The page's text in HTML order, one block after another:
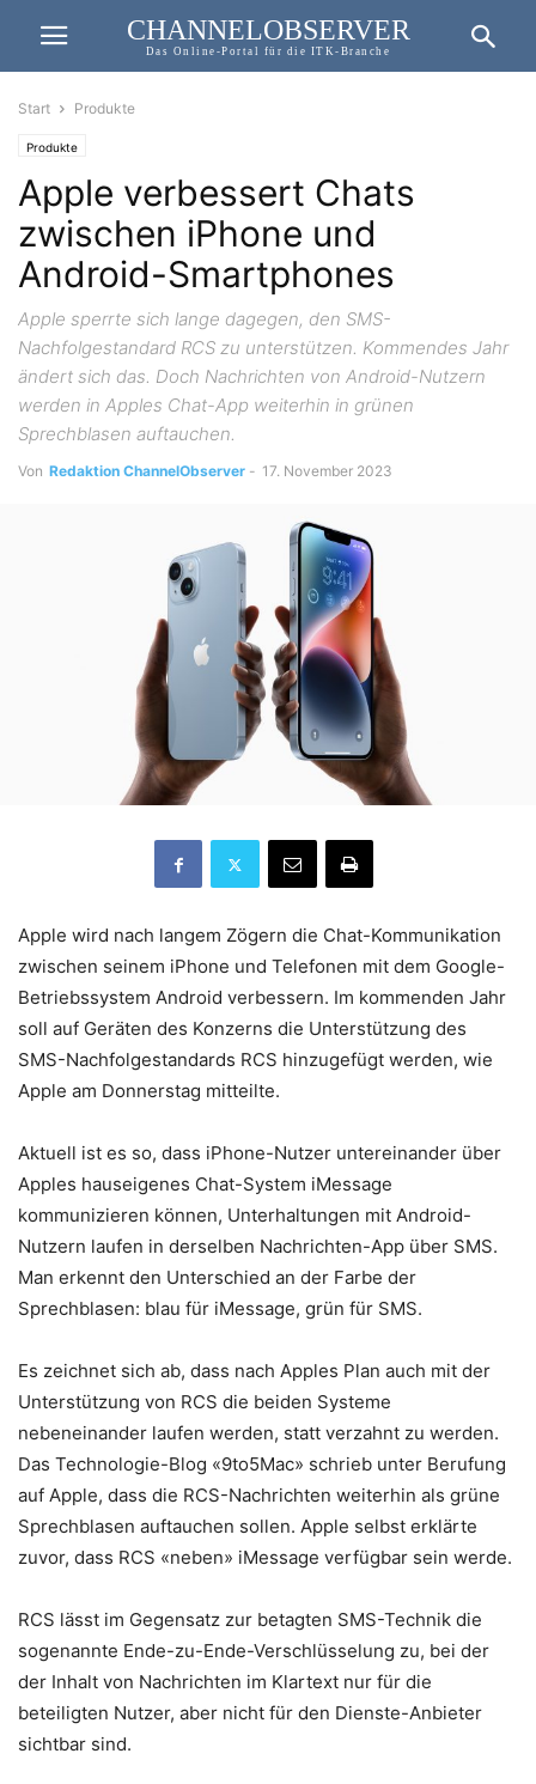
CHANNELOBSERVER
Das Online-Portal für die ITK-Branche
Start Produkte
Produkte
Apple verbessert Chats
zwischen iPhone und
Android-Smartphones
Apple sperrte sich lange dagegen, den SMS-
Nachfolgestandard RCS zu unterstützen. Kommendes Jahr
ändert sich das. Doch Nachrichten von Android-Nutzern
werden in Apples Chat-App weiterhin in grünen
Sprechblasen auftauchen.
Von Redaktion ChannelObserver - 17. November 2023
Apple wird nach langem Zögern die Chat-Kommunikation
zwischen seinem iPhone und Telefonen mit dem Google-
Betriebssystem Android verbessern. Im kommenden Jahr
soll auf Geräten des Konzerns die Unterstützung des
SMS-Nachfolgestandards RCS hinzugefügt werden, wie
Apple am Donnerstag mitteilte.
Aktuell ist es so, dass iPhone-Nutzer untereinander über
Apples hauseigenes Chat-System iMessage
kommunizieren können, Unterhaltungen mit Android-
Nutzern laufen in derselben Nachrichten-App über SMS.
Man erkennt den Unterschied an der Farbe der
Sprechblasen: blau für iMessage, grün für SMS.
Es zeichnet sich ab, dass nach Apples Plan auch mit der
Unterstützung von RCS die beiden Systeme
nebeneinander laufen werden, statt verzahnt zu werden.
Das Technologie-Blog «9to5Mac» schrieb unter Berufung
auf Apple, dass die RCS-Nachrichten weiterhin als grüne
Sprechblasen auftauchen sollen. Apple selbst erklärte
zuvor, dass RCS «neben» iMessage verfügbar sein werde.
RCS lässt im Gegensatz zur betagten SMS-Technik die
sogenannte Ende-zu-Ende-Verschlüsselung zu, bei der
der Inhalt von Nachrichten im Klartext nur für die
beteiligten Nutzer, aber nicht für den Dienste-Anbieter
sichtbar sind.